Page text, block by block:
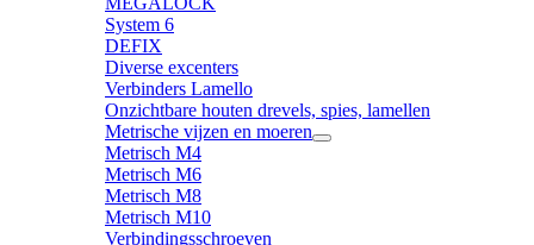
System 6
DEFIX
Diverse excenters
Verbinders Lamello
Onzichtbare houten drevels, spies, lamellen
Metrische vijzen en moeren
Metrisch M4
Metrisch M6
Metrisch M8
Metrisch M10
Verbindingsschroeven